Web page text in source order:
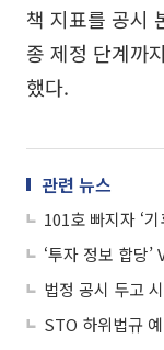
책 지표를 공시
종 제정 단계까
했다.
관련 뉴스